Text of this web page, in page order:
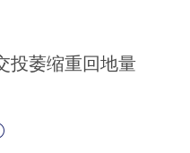
投萎缩重回地量